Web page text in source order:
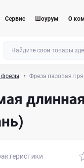
Сервис Шоурум О
фрезы Фреза пазовая